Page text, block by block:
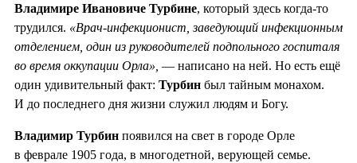
Владимире Ивановиче Турбине, который здесь когда-то
трудился. «Врач-инфекционист, заведующий инфекционным
отделением, один из руководителей подпольного госпиталя
во время оккупации Орла», — написано на ней. Но есть ещё
один удивительный факт: Турбин был тайным монахом.
И до последнего дня жизни служил людям и Богу.
Владимир Турбин появился на свет в городе Орле
в феврале 1905 года, в многодетной, верующей семье.